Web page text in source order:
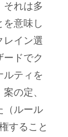
それは多
を意味し
レイン選
ードでク
ルティを
の定、
（ルール
すること